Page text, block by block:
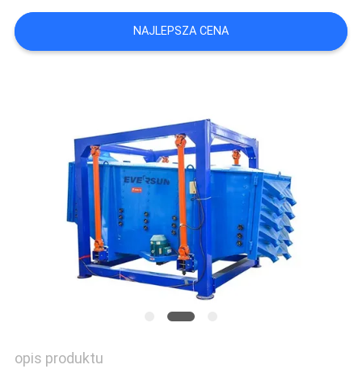
WYCENĘ
POLITYKA
PRYWATNOŚCI
NAJLEPSZA CENA
opis produktu